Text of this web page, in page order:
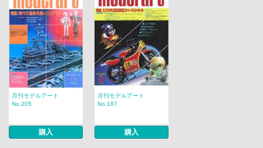
月刊モデルアート
No.205
購入
月刊モデルアート
No.187
購入